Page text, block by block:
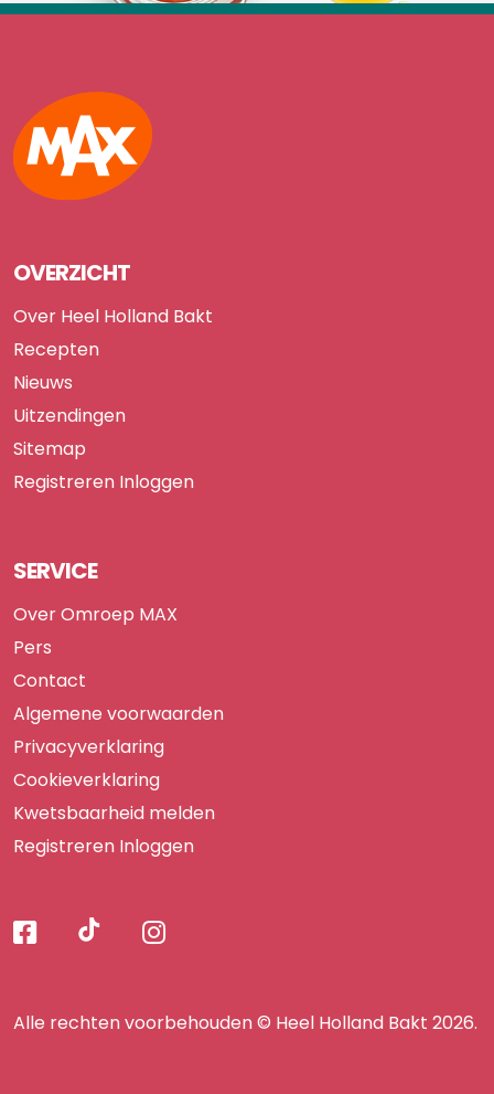
Max
OVERZICHT
Over Heel Holland Bakt
Recepten
Nieuws
Uitzendingen
Sitemap
Registreren Inloggen
SERVICE
Over Omroep MAX
Pers
Contact
Algemene voorwaarden
Privacyverklaring
Cookieverklaring
Kwetsbaarheid melden
Registreren Inloggen
Volg
ons
Volg Volg
ons
Alle rechten voorbehouden © Heel Holland Bakt 2026.